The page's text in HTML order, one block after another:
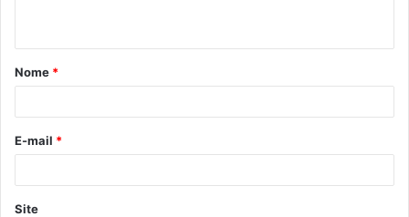
Nome *
E-mail *
Site